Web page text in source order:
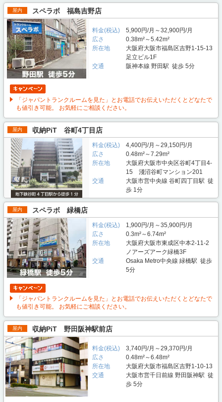
屋内 スペラボ 福島吉野店
料金(税込)
5,900円/月～32,900円/月
広さ
0.38m²～5.42m²
所在地
大阪府大阪市福島区吉野1-15-13
足立ビル1F
交通
阪神本線 野田駅 徒歩 5分
「ジャパントランクルームを見た」とお電話でお伝えいただくとどなたで
も値引き可能。 お気軽にご相談ください。
屋内 収納PiT 谷町4丁目店
料金(税込)
4,400円/月～29,150円/月
広さ
0.48m²～7.29m²
所在地
大阪府大阪市中央区谷町4丁目4-
15 淺沼谷町マンション201
交通
大阪市営中央線 谷町四丁目駅 徒
歩 1分
屋内 スペラボ 緑橋店
料金(税込)
1,900円/月～35,900円/月
広さ
0.3m²～6.74m²
所在地
大阪府大阪市東成区中本2-11-2
ノアーズアーク緑橋3F
交通
Osaka Metro中央線 緑橋駅 徒歩
5分
「ジャパントランクルームを見た」とお電話でお伝えいただくとどなたで
も値引き可能。 お気軽にご相談ください。
屋内 収納PiT 野田阪神駅前店
料金(税込)
3,740円/月～29,370円/月
広さ
0.48m²～6.48m²
所在地
大阪府大阪市福島区吉野1-10-13
交通
大阪市営千日前線 野田阪神駅 徒
歩 5分